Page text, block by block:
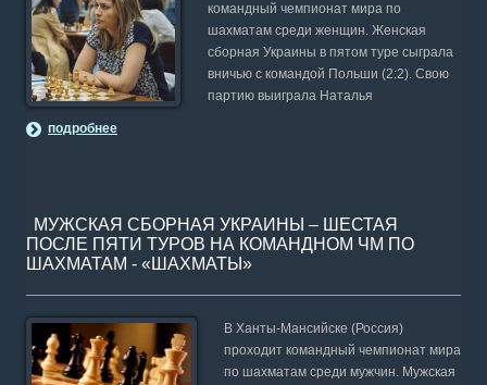
командный чемпионат мира по
шахматам среди женщин. Женская
сборная Украины в пятом туре сыграла
вничью с командой Польши (2:2). Свою
партию выиграла Наталья
подробнее
МУЖСКАЯ СБОРНАЯ УКРАИНЫ – ШЕСТАЯ
ПОСЛЕ ПЯТИ ТУРОВ НА КОМАНДНОМ ЧМ ПО
ШАХМАТАМ - «ШАХМАТЫ»
В Ханты-Мансийске (Россия)
проходит командный чемпионат мира
по шахматам среди мужчин. Мужская